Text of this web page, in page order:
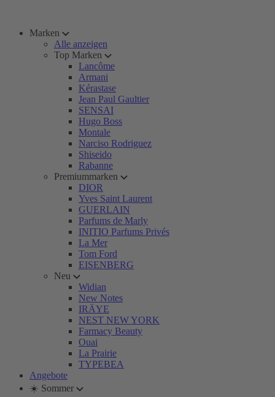
Marken
Alle anzeigen
Top Marken
Lancôme
Armani
Kérastase
Jean Paul Gaultier
SENSAI
Hugo Boss
Montale
Narciso Rodriguez
Shiseido
Rabanne
Premiummarken
DIOR
Yves Saint Laurent
GUERLAIN
Parfums de Marly
INITIO Parfums Privés
La Mer
Tom Ford
EISENBERG
Neu
Widian
New Notes
IRÄYE
NEST NEW YORK
Farmacy Beauty
Ouai
La Prairie
TYPEBEA
Angebote
☀️ Sommer